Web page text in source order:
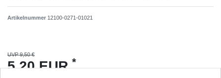
Artikelnummer 12100-0271-01021
UVP 9,50 €
5,20 EUR *